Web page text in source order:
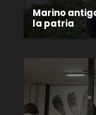
Marino
la patria